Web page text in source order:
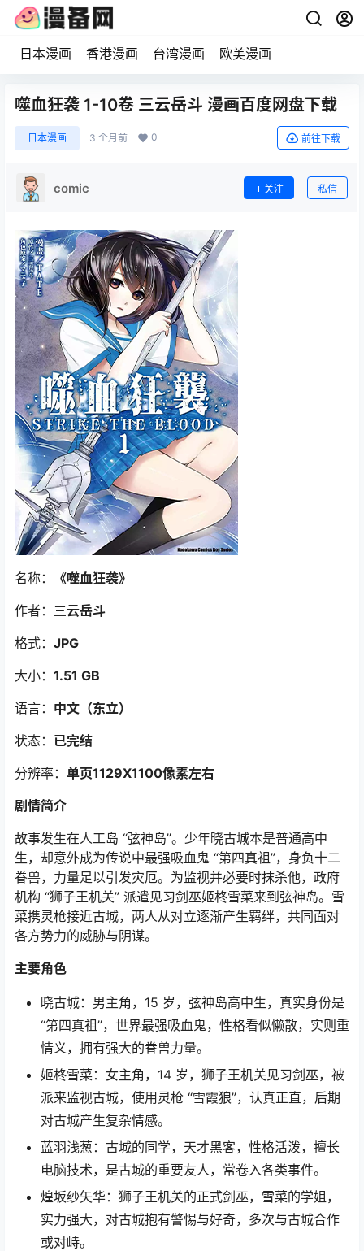
日本漫画 香港漫画 台湾漫画 欧美漫画
噬血狂袭 1-10卷 三云岳斗 漫画百度网盘下载
日本漫画 3 个月前 0 前往下载
comic 关注 私信
名称：
《噬血狂袭》
作者： 三云岳斗
格式： JPG
大小： 1.51 GB
语言： 中文（东立）
状态： 已完结
分辨率： 单页1129X1100像素左右
剧情简介
故事发生在人工岛 “弦神岛”。少年晓古城本是普通高中
生，却意外成为传说中最强吸血鬼 “第四真祖”，身负十二
眷兽，力量足以引发灾厄。为监视并必要时抹杀他，政府
机构 “狮子王机关” 派遣见习剑巫姬柊雪菜来到弦神岛。雪
菜携灵枪接近古城，两人从对立逐渐产生羁绊，共同面对
各方势力的威胁与阴谋。
主要角色
晓古城：男主角，15 岁，弦神岛高中生，真实身份是
“第四真祖”，世界最强吸血鬼，性格看似懒散，实则重
情义，拥有强大的眷兽力量。
姬柊雪菜：女主角，14 岁，狮子王机关见习剑巫，被
派来监视古城，使用灵枪 “雪霞狼”，认真正直，后期
对古城产生复杂情感。
蓝羽浅葱：古城的同学，天才黑客，性格活泼，擅长
电脑技术，是古城的重要友人，常卷入各类事件。
煌坂纱矢华：狮子王机关的正式剑巫，雪菜的学姐，
实力强大，对古城抱有警惕与好奇，多次与古城合作
或对峙。